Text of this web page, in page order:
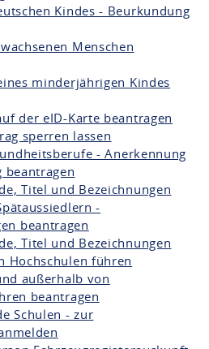
Kindes - Beurkundung
Menschen
minderjährigen Kindes
der eID-Karte beantragen
sperren lassen
- Anerkennung
beantragen
Titel und Bezeichnungen
-
beantragen
Titel und Bezeichnungen
Hochschulen führen
außerhalb von
beantragen
Schulen - zur